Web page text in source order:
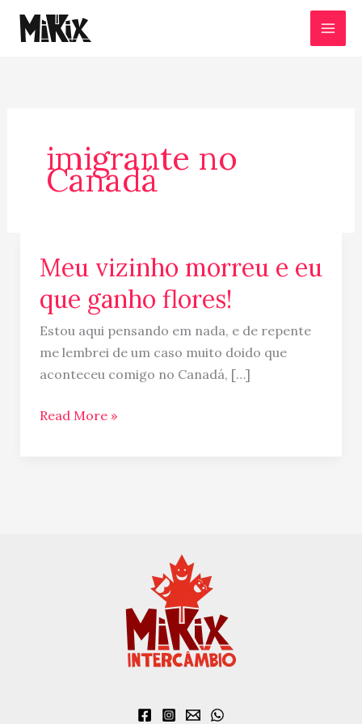
para
imigrante no
Canadá
Meu vizinho morreu e eu
que ganho flores!
Estou aqui pensando em nada, e de repente
me lembrei de um caso muito doido que
aconteceu comigo no Canadá, […]
Meu
morreu
e
eu
que
flores!
Read More »